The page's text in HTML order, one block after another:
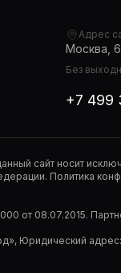
Адрес
Москва,
Без
+7 499
сайт носит
Политика
от 08.07.2015.
Юридический